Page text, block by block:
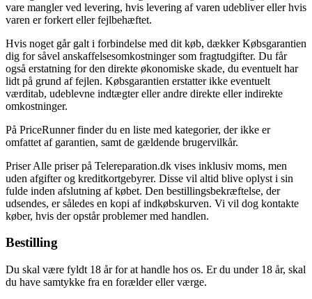
vare mangler ved levering, hvis levering af varen udebliver eller hvis
varen er forkert eller fejlbehæftet.
Hvis noget går galt i forbindelse med dit køb, dækker Købsgarantien
dig for såvel anskaffelsesomkostninger som fragtudgifter. Du får
også erstatning for den direkte økonomiske skade, du eventuelt har
lidt på grund af fejlen. Købsgarantien erstatter ikke eventuelt
værditab, udeblevne indtægter eller andre direkte eller indirekte
omkostninger.
På PriceRunner finder du en liste med kategorier, der ikke er
omfattet af garantien, samt de gældende brugervilkår.
Priser Alle priser på Telereparation.dk vises inklusiv moms, men
uden afgifter og kreditkortgebyrer. Disse vil altid blive oplyst i sin
fulde inden afslutning af købet. Den bestillingsbekræftelse, der
udsendes, er således en kopi af indkøbskurven. Vi vil dog kontakte
køber, hvis der opstår problemer med handlen.
Bestilling
Du skal være fyldt 18 år for at handle hos os. Er du under 18 år, skal
du have samtykke fra en forælder eller værge.